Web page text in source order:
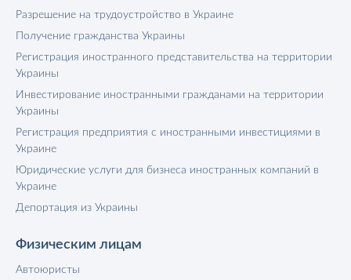
Разрешение на трудоустройство в Украине
Получение гражданства Украины
Регистрация иностранного представительства на территории
Украины
Инвестирование иностранными гражданами на территории
Украины
Регистрация предприятия с иностранными инвестициями в
Украине
Юридические услуги для бизнеса иностранных компаний в
Украине
Депортация из Украины
Физическим лицам
Автоюристы